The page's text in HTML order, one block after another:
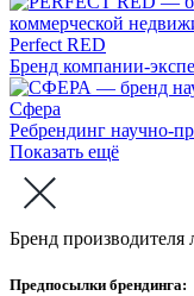
Perfect RED
Бренд компании-
Сфера
Ребрендинг научно-
Показать ещё
Бренд
Предпосылки брендинга: